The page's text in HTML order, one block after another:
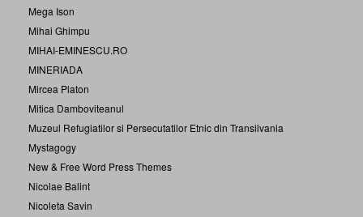
Mega Ison
Mihai Ghimpu
MIHAI-EMINESCU.RO
MINERIADA
Mircea Platon
Mitica Damboviteanul
Muzeul Refugiatilor si Persecutatilor Etnic din Transilvania
Mystagogy
New & Free Word Press Themes
Nicolae Balint
Nicoleta Savin